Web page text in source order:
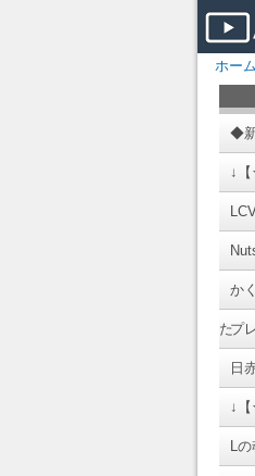
ホーム
◆
↓
か
たプ
日
↓
Lの